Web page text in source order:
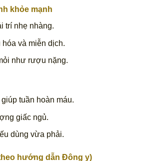
khỏe mạnh
trí nhẹ nhàng.
và miễn dịch.
như rượu nặng.
tuần hoàn máu.
giấc ngủ.
dùng vừa phải.
hướng dẫn Đông y)